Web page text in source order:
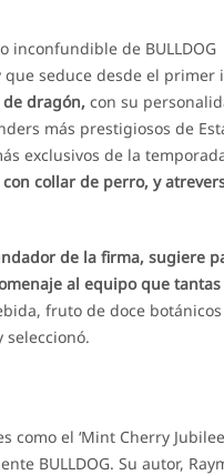
inconfundible de BULLDOG
seduce desde el primer
de dragón, con su
más prestigiosos de
exclusivos de la
collar de perro, y
de la firma, sugiere
al equipo que
fruto de doce botánicos
el ‘Mint Cherry
BULLDOG. Su autor,